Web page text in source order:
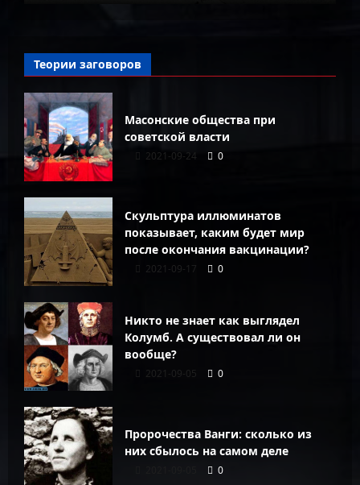
Теории заговоров
Масонские общества при
советской власти
2021-09-24 0
Скульптура иллюминатов
показывает, каким будет мир
после окончания вакцинации?
2021-09-17 0
Никто не знает как выглядел
Колумб. А существовал ли он
вообще?
2021-09-05 0
Пророчества Ванги: сколько из
них сбылось на самом деле
0